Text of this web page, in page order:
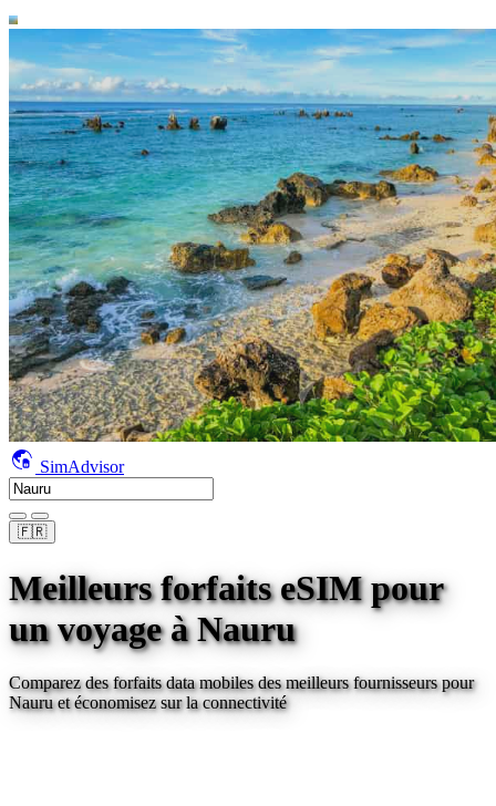
SimAdvisor
🇫🇷
Meilleurs forfaits eSIM pour
un voyageà Nauru
Comparez des forfaits data mobiles des meilleurs fournisseurs pour
Nauruet économisez sur la connectivité